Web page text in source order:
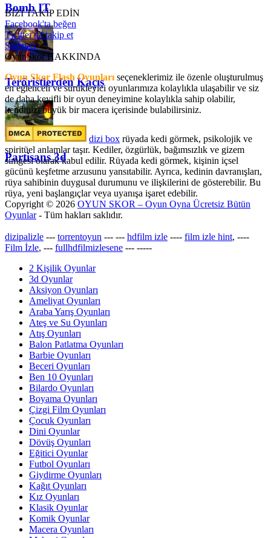
Bomb IT
Teröristlerden Kaçış
Partisans 3d
BİZİ TAKİP EDİN
Facebook'ta beğen
Twitter'da takip et
Sitemap
OyunSkor HAKKINDA
Oyun Skor Flash Oyunları seçeneklerimiz ile özenle oluşturulmuş
en eğlenceli ve sürükleyici oyunlarımıza kolaylıkla ulaşabilir ve siz
de daha keyifli bir oyun deneyimine kolaylıkla sahip olabilir,
kendinizi büyük bir macera içerisinde bulabilirsiniz.
dizi box rüyada kedi görmek​, psikolojik ve
spiritüel anlamlar taşır. Kediler, özgürlük, bağımsızlık ve gizem
simgesi olarak kabul edilir. Rüyada kedi görmek, kişinin içsel
gücünü keşfetme arzusunu yansıtabilir. Ayrıca, kedinin davranışları,
rüya sahibinin duygusal durumunu ve ilişkilerini de gösterebilir. Bu
rüya, yeni başlangıçlar veya uyanışa işaret edebilir.
Copyright © 2026 OYUN SKOR – Oyun Oyna Ücretsiz Bütün
Oyunlar- Tüm hakları saklıdır.
dizipalizle --- torrentoyun --- --- hdfilm izle ---- film izle hint, ----
Film İzle, --- fullhdfilmizlesene --- -----
2 Kişilik Oyunlar
3d Oyunlar
Aksiyon Oyunları
Ameliyat Oyunları
Araba Yarış Oyunları
Ateş ve Su Oyunları
Atış Oyunları
Balon Patlatma Oyunları
Barbie Oyunları
Beceri Oyunları
Ben 10 Oyunları
Bilardo Oyunları
Boyama Oyunları
Çizgi Film Oyunları
Çocuk Oyunları
Dini Oyunlar
Dövüş Oyunları
Eğitici Oyunlar
Futbol Oyunları
Giydirme Oyunları
Kağıt Oyunları
Kız Oyunları
Klasik Oyunlar
Komik Oyunlar
Macera Oyunları